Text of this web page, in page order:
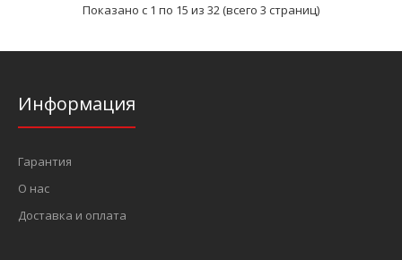
Показано с 1 по 15 из 32 (всего 3 страниц)
Информация
Гарантия
О нас
Доставка и оплата